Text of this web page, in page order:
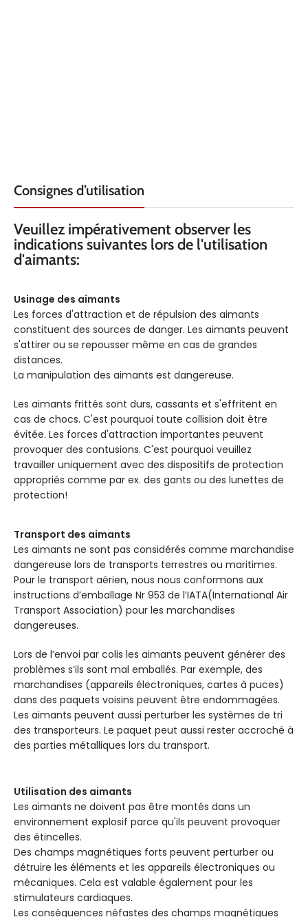
Consignes d’utilisation
Veuillez impérativement observer les
indications suivantes lors de l'utilisation
d'aimants:
Usinage des aimants
Les forces d'attraction et de répulsion des aimants
constituent des sources de danger. Les aimants peuvent
s'attirer ou se repousser même en cas de grandes
distances.
La manipulation des aimants est dangereuse.
Les aimants frittés sont durs, cassants et s'effritent en
cas de chocs. C'est pourquoi toute collision doit être
évitée. Les forces d'attraction importantes peuvent
provoquer des contusions. C'est pourquoi veuillez
travailler uniquement avec des dispositifs de protection
appropriés comme par ex. des gants ou des lunettes de
protection!
Transport des aimants
Les aimants ne sont pas considérés comme marchandise
dangereuse lors de transports terrestres ou maritimes.
Pour le transport aérien, nous nous conformons aux
instructions d’emballage Nr 953 de l’IATA(International Air
Transport Association) pour les marchandises
dangereuses.
Lors de l’envoi par colis les aimants peuvent générer des
problèmes s’ils sont mal emballés. Par exemple, des
marchandises (appareils électroniques, cartes à puces)
dans des paquets voisins peuvent être endommagées.
Les aimants peuvent aussi perturber les systèmes de tri
des transporteurs. Le paquet peut aussi rester accroché à
des parties métalliques lors du transport.
Utilisation des aimants
Les aimants ne doivent pas être montés dans un
environnement explosif parce qu'ils peuvent provoquer
des étincelles.
Des champs magnétiques forts peuvent perturber ou
détruire les éléments et les appareils électroniques ou
mécaniques. Cela est valable également pour les
stimulateurs cardiaques.
Les conséquences néfastes des champs magnétiques